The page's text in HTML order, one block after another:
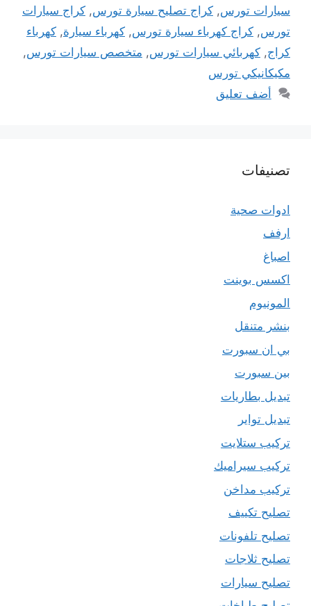
سيارات تورس, كراج تصليح سيارة تورس, كراج سيارات
تورس, كراج كهرباء سيارة تورس, كهرباء سيارة, كهرباء
كراج, كهربائي سيارات تورس, متخصص سيارات تورس,
مكيكانيكي تورس
أضف تعليق
تصنيفات
ادوات صحية
ارفف
اصباغ
اكسس بوينت
المونيوم
بنشر متنقل
بي ان سبورت
بين سبورت
تبديل بطاريات
تبديل تواير
تركيب ستلايت
تركيب سيراميك
تركيب مداخن
تصليح تكييف
تصليح تلفونات
تصليح ثلاجات
تصليح سيارات